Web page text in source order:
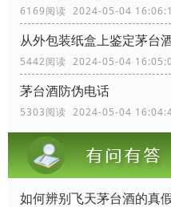
6169阅读 2024-05-04
从外包装纸盒上鉴定茅台
5442阅读 2024-05-04
茅台酒防伪电话
5303阅读 2024-05-04
如何辨别飞天茅台酒的真